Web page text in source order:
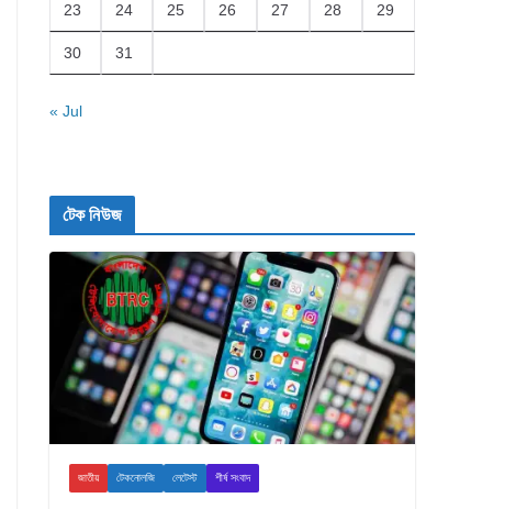
23 24 25 26 27 28 29
30 31
« Jul
টেক নিউজ
জাতীয় টেকনোলজি লেটেস্ট শীর্ষ সংবাদ